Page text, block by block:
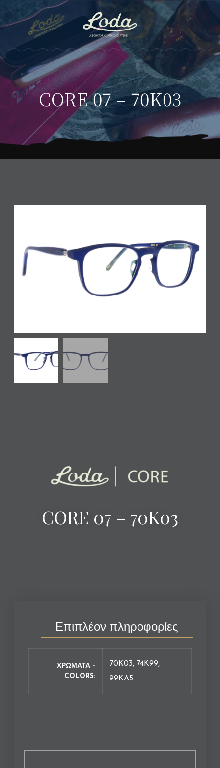
CORE 07 – 70K03
CORE 07 – 70K03
Επιπλέον πληροφορίες
ΧΡΩΜΑΤΑ -
COLORS
70K03, 74K99,
99KA5